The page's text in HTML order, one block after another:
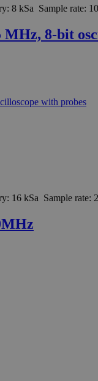
8 kSa Sample rate:
MHz, 8-bit
16 kSa Sample